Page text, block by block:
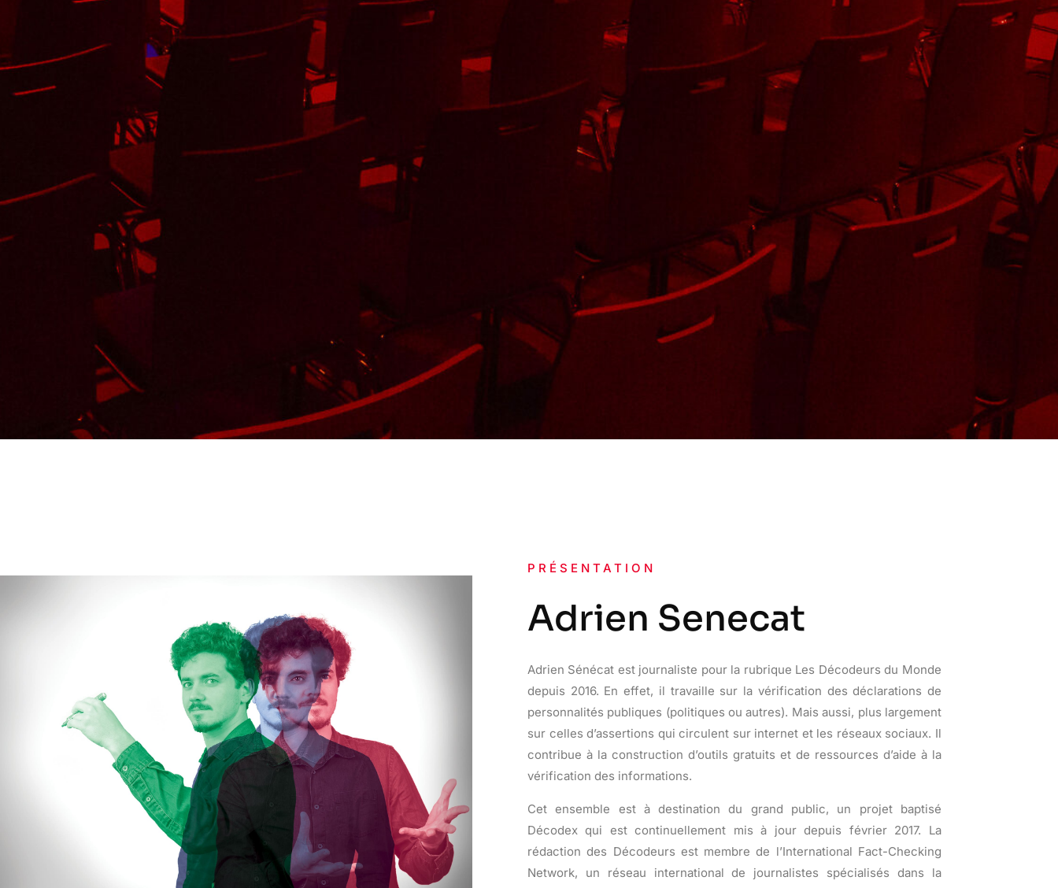
PRÉSENTATION
Adrien Senecat
Adrien Sénécat est journaliste pour la rubrique Les Décodeurs du Monde
depuis 2016. En effet, il travaille sur la vérification des déclarations de
personnalités publiques (politiques ou autres). Mais aussi, plus largement
sur celles d’assertions qui circulent sur internet et les réseaux sociaux. Il
contribue à la construction d’outils gratuits et de ressources d’aide à la
vérification des informations.
Cet ensemble est à destination du grand public, un projet baptisé
Décodex qui est continuellement mis à jour depuis février 2017. La
rédaction des Décodeurs est membre de l’International Fact-Checking
Network, un réseau international de journalistes spécialisés dans la